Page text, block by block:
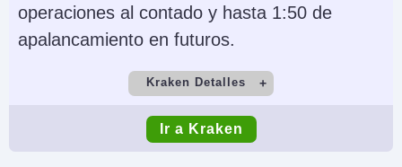
Strike (solo EE. UU.)
Monedas de cuenta
USD, EUR, GBP, CAD,
AUD, NZD, ZAR, TRY,
SEK, NOK, DKK, CHF,
Trading Automatizado
DCA Auto-Staking
operaciones al contado y hasta 1:50 de
apalancamiento en futuros.
Kraken Detalles
Depósito Mínimo
Ir a Kraken